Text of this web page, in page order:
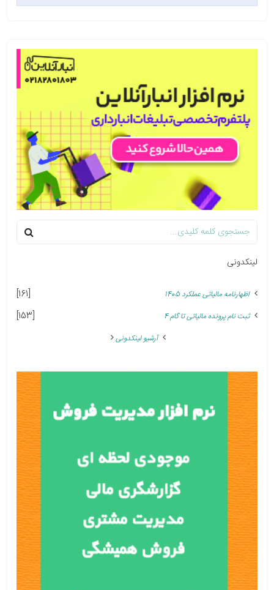
لینکدونی
اظهارنامه مالیاتی عملکرد 1405 [161]
ثبت نام پرونده مالیاتی تا گام 4 [153]
آرشیو لینکدونی